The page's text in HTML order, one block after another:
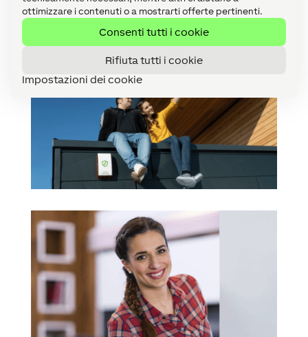
ottimizzare i contenuti o a mostrarti offerte pertinenti.
Consenti tutti i cookie
Rifiuta tutti i cookie
Impostazioni dei cookie
tecnologia Loxone.